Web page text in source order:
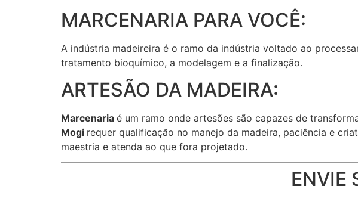
MARCENARIA PARA VOCÊ:
A indústria madeireira é o ramo da indústria voltado ao
tratamento bioquímico, a modelagem e a finalização.
ARTESÃO DA MADEIRA:
Marcenaria é um ramo onde artesões são capazes de
Mogi requer qualificação no manejo da madeira, paciência e
maestria e atenda ao que fora projetado.
ENVIE